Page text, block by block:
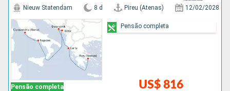
Pensão completa
Nieuw Statendam 8 d Pireu (Atenas) 12/02/2028
US$ 816
Pensão completa